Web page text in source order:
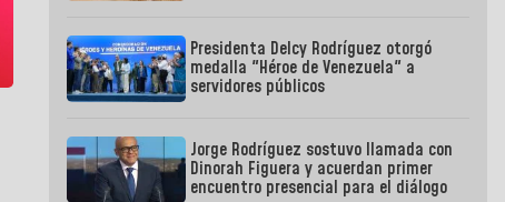
Presidenta Delcy Rodríguez otorgó
medalla "Héroe de Venezuela" a
servidores públicos
Jorge Rodríguez sostuvo llamada con
Dinorah Figuera y acuerdan primer
encuentro presencial para el diálogo